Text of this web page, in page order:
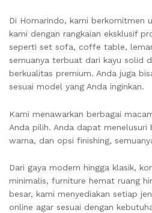
Di Homarindo, kami berkomitmen
kami dengan rangkaian eksklusif
seperti set sofa, coffe table,
semuanya terbuat dari kayu solid
berkualitas premium. Anda juga
sesuai model yang Anda inginkan.
Kami menawarkan berbagai
Anda pilih. Anda dapat menelusuri
warna, dan opsi finishing,
Dari gaya modern hingga klasik,
minimalis, furniture hemat ruang
besar, kami menyediakan setiap
online agar sesuai dengan